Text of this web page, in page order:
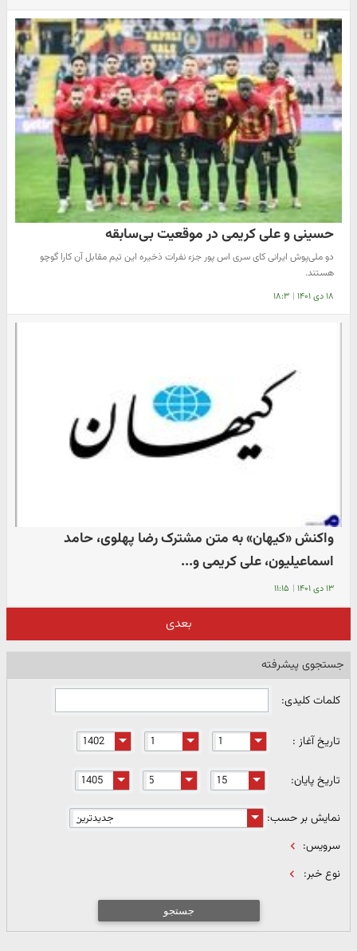
حسینی و علی کریمی در موقعیت بی‌سابقه
دو ملی‌پوش ایرانی کای سری اس پور جزء نفرات ذخیره این تیم مقابل آن کارا گوچو
هستند.
۱۸ دی ۱۴۰۱ | ۱۸:۳
واکنش «کیهان» به متن مشترک رضا پهلوی، حامد
اسماعیلیون، علی کریمی و...
۱۳ دی ۱۴۰۱ | ۱۱:۱۵
بعدی
جستجوی پیشرفته
کلمات کلیدی:
تاریخ آغاز :
تاریخ پایان:
نمایش بر حسب:
سرویس:
نوع خبر:
جستجو